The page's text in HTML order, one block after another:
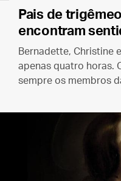
Pais de
encontram
Bernadette, Christine
apenas quatro horas.
sempre os membros